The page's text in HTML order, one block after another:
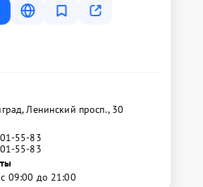
Ленинский просп., 30
55-83
55-83
09:00 до 21:00